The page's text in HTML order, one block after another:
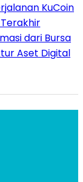
KuCoin
dari Bursa
Aset Digital